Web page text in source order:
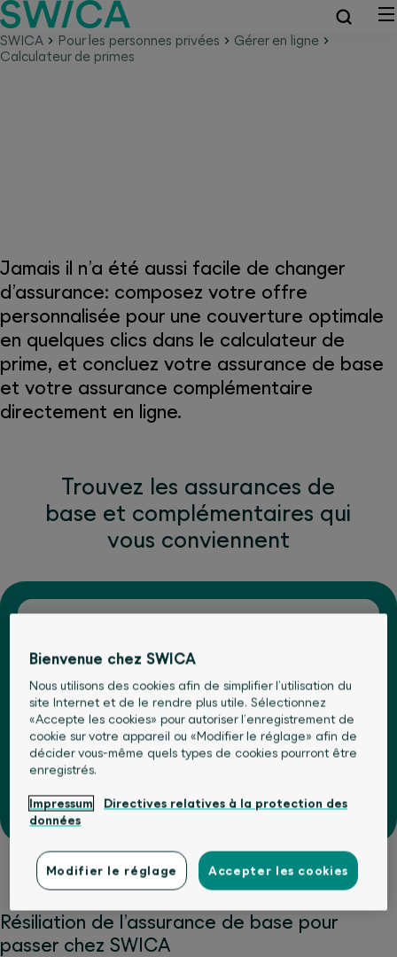
SWICA Pour les personnes privées
Gérer en ligne
Calculateur de primes
Jamais il n’a été aussi facile de changer
d’assurance: composez votre offre
personnalisée pour une couverture optimale
en quelques clics dans le calculateur de
prime, et concluez votre assurance de base
et votre assurance complémentaire
directement en ligne.
Trouvez les assurances de
base et complémentaires qui
vous conviennent
Date de naissance *
Sexe*
Calculer la prime
Résiliation de l’assurance de base pour
passer chez SWICA
Bienvenue chez SWICA
Nous utilisons des cookies afin de simplifier l’utilisation du
site Internet et de le rendre plus utile. Sélectionnez
«Accepte les cookies» pour autoriser l’enregistrement de
cookie sur votre appareil ou «Modifier le réglage» afin de
décider vous-même quels types de cookies pourront être
enregistrés.
Impressum
Directives relatives à la protection des
données
Modifier le réglage Accepter les cookies